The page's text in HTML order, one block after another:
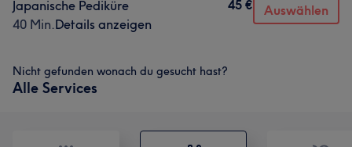
Japanische Pediküre
40 Min.Details anzeigen
45 € Auswählen
Nicht gefunden wonach du gesucht hast?
Alle Services